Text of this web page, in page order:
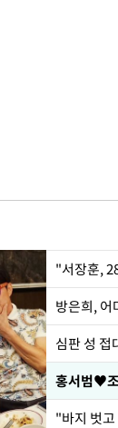
"서장훈,
방은희,
심판 성
홍서범♥
"바지 벗